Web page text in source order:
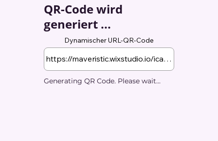
QR-Code wird
generiert ...
Dynamischer URL-QR-Code
Generating QR Code. Please wait...